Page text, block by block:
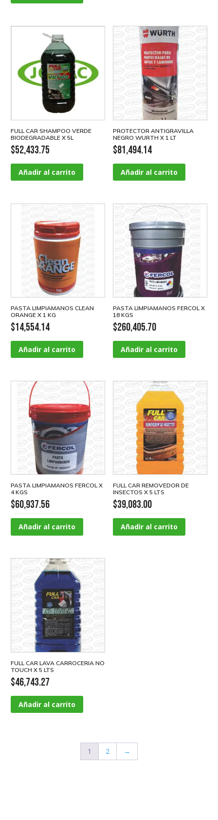
FULL CAR SHAMPOO VERDE
BIODEGRADABLE X 5L
$52,433.75
Añadir al carrito
PROTECTOR ANTIGRAVILLA
NEGRO WURTH X 1 LT
$81,494.14
Añadir al carrito
PASTA LIMPIAMANOS CLEAN
ORANGE X 1 KG
$14,554.14
Añadir al carrito
PASTA LIMPIAMANOS FERCOL X
18 KGS
$260,405.70
Añadir al carrito
PASTA LIMPIAMANOS FERCOL X
4 KGS
$60,937.56
Añadir al carrito
FULL CAR REMOVEDOR DE
INSECTOS X 5 LTS
$39,083.00
Añadir al carrito
FULL CAR LAVA CARROCERIA NO
TOUCH X 5 LTS
$46,743.27
Añadir al carrito
1 2 →